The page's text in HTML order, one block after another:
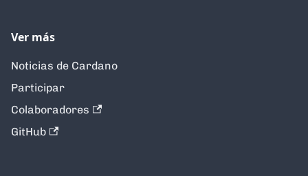
Ver más
Noticias de Cardano
Participar
Colaboradores
GitHub